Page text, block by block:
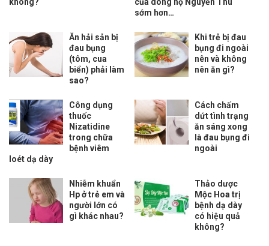
không?
của dòng họ Nguyễn Thu
sớm hơn…
Ăn hải sản bị
đau bụng
(tôm, cua
biển) phải làm
sao?
Khi trẻ bị đau
bụng đi ngoài
nên và không
nên ăn gì?
Công dụng
thuốc
Nizatidine
trong chữa
bệnh viêm
loét dạ dày
Cách chấm
dứt tình trạng
ăn sáng xong
là đau bụng đi
ngoài
Nhiễm khuẩn
Hp ở trẻ em và
người lớn có
gì khác nhau?
Thảo dược
Mộc Hoa trị
bệnh dạ dày
có hiệu quả
không?